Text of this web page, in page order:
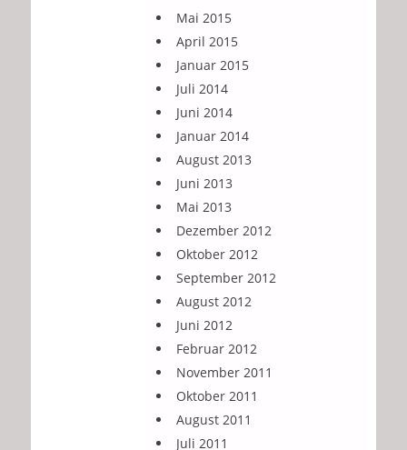
Mai 2015
April 2015
Januar 2015
Juli 2014
Juni 2014
Januar 2014
August 2013
Juni 2013
Mai 2013
Dezember 2012
Oktober 2012
September 2012
August 2012
Juni 2012
Februar 2012
November 2011
Oktober 2011
August 2011
Juli 2011